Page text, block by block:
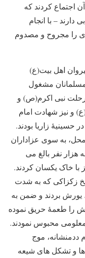
اجتماع کردند که
– با انجام
را مجروح و مصدوم
اهل بیت(ع)
مشغول
نبی اکرم(ص) و
و نیز شهادت امام
رضا(ع) در آخر صفر ۱۴۳۷ /۲۱ آذر ۱۳۹۴ در حسینیۀ زاریا بودند.
به سوی عزاداران
هزار نفر بالغ می
با خاک یکسان کردند.
زکزاکی که به شدت
یورش بردند و ضمن به
را طعمۀ حریق نموده
محبوس نمودند.
ددمنشانه، موج
و تشکل های شیعه